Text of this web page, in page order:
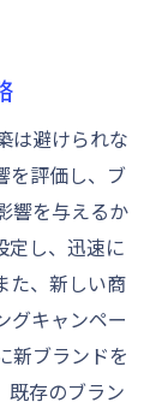
は避けられな
を評価し、ブ
響を与えるか
定し、迅速に
た、新しい商
グキャンペー
新ブランドを
既存のブラン